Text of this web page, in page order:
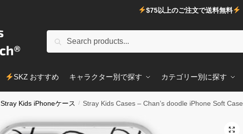
$75以上のご注文で送料無料
象:
検索
SKZ おすすめ キャラクター別で探す カテゴリー別に探す
Stray Kids iPhoneケース / Stray Kids Cases – Chan’s doodle iPhone Soft Case
🔍